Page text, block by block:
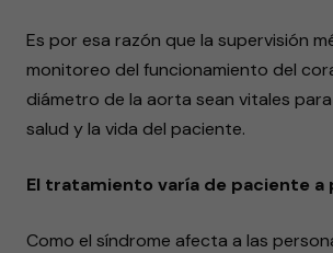
Es por esa razón que la supervisión
monitoreo del funcionamiento del
diámetro de la aorta sean vitales
salud y la vida del paciente.
El tratamiento varía de paciente a
Como el síndrome afecta a las